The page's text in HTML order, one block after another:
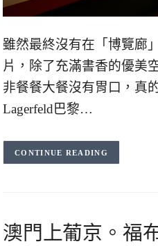
雖然最終沒有在「博覽廊
片，除了充滿書香的優美
非餐餐大餐沒有胃口，真
Lagerfeld巴黎…
CONTINUE READING
澳門上葡京。福